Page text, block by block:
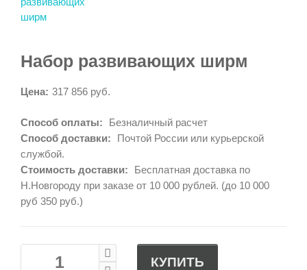
Набор развивающих ширм
Цена: 317 856 руб.
Способ оплаты:
Безналичный расчет
Способ доставки:
Почтой России или курьерской
службой.
Стоимость доставки:
Бесплатная доставка по
Н.Новгороду при заказе от 10 000 рублей. (до 10 000
руб 350 руб.)
КУПИТЬ